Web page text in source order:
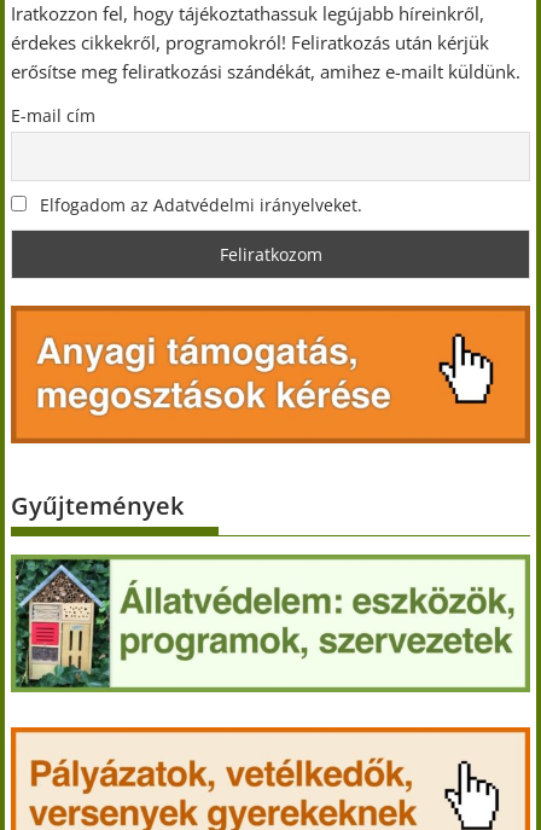
Iratkozzon fel, hogy tájékoztathassuk legújabb híreinkről,
érdekes cikkekről, programokról! Feliratkozás után kérjük
erősítse meg feliratkozási szándékát, amihez e-mailt küldünk.
E-mail cím
Elfogadom az Adatvédelmi irányelveket.
Gyűjtemények